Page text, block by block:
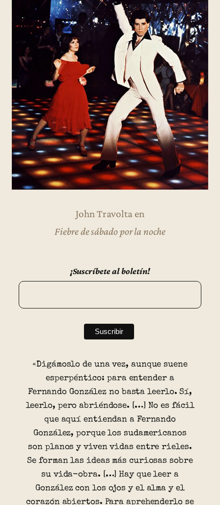
John Travolta en
Fiebre de sábado por la noche
¡Suscríbete al boletín!
«Digámoslo de una vez, aunque suene
esperpéntico: para entender a
Fernando González no basta leerlo. Sí,
leerlo, pero abriéndose. […] No es fácil
que aquí entiendan a Fernando
González, porque los sudamericanos
son planos y viven vidas entre rieles.
Se forman las ideas más curiosas sobre
su vida-obra. […] Hay que leer a
González con los ojos y el alma y el
corazón abiertos. Para aprehenderlo se